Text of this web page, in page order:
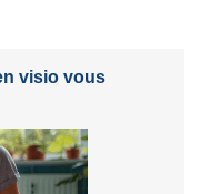
visio vous